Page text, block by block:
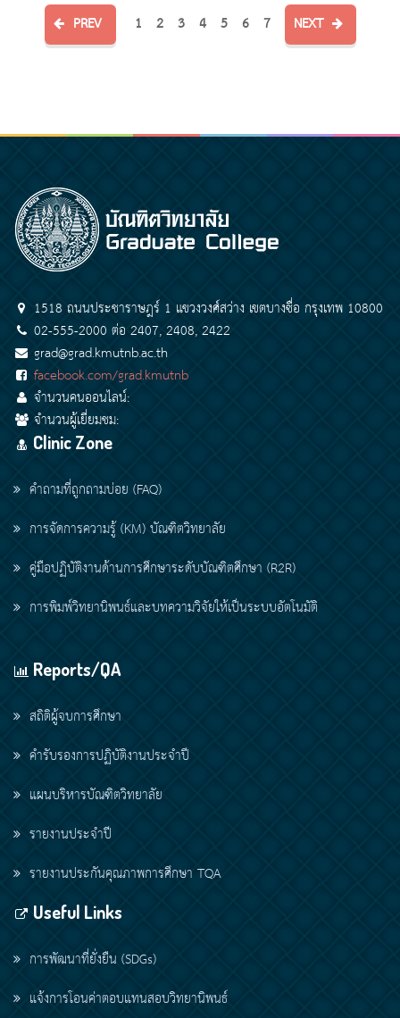
PREV 1 2 3 4 5 6 7 NEXT
1518 ถนนประชาราษฎร์ 1 แขวงวงศ์สว่าง เขตบางซื่อ กรุงเทพ 10800
02-555-2000 ต่อ 2407, 2408, 2422
grad@grad.kmutnb.ac.th
facebook.com/grad.kmutnb
จำนวนคนออนไลน์:
จำนวนผู้เยี่ยมชม:
Clinic Zone
คำถามที่ถูกถามบ่อย (FAQ)
การจัดการความรู้ (KM) บัณฑิตวิทยาลัย
คู่มือปฏิบัติงานด้านการศึกษาระดับบัณฑิตศึกษา (R2R)
การพิมพ์วิทยานิพนธ์และบทความวิจัยให้เป็นระบบอัตโนมัติ
Reports/QA
สถิติผู้จบการศึกษา
คำรับรองการปฏิบัติงานประจำปี
แผนบริหารบัณฑิตวิทยาลัย
รายงานประจำปี
รายงานประกันคุณภาพการศึกษา TQA
Useful Links
การพัฒนาที่ยั่งยืน (SDGs)
แจ้งการโอนค่าตอบแทนสอบวิทยานิพนธ์